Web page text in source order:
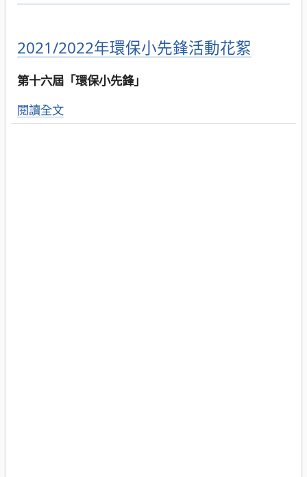
2021/2022年環保小先鋒活動花絮
第十六屆「環保小先鋒」
閱讀全文